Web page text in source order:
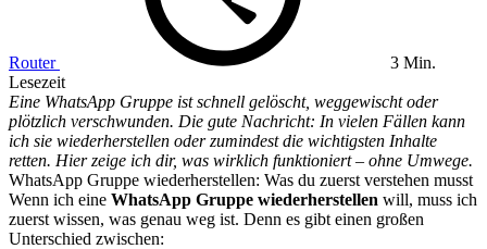
Router
3 Min.
Lesezeit
Eine WhatsApp Gruppe ist schnell gelöscht, weggewischt oder
plötzlich verschwunden. Die gute Nachricht: In vielen Fällen kann
ich sie wiederherstellen oder zumindest die wichtigsten Inhalte
retten. Hier zeige ich dir, was wirklich funktioniert – ohne Umwege.
WhatsApp Gruppe wiederherstellen: Was du zuerst verstehen musst
Wenn ich eine WhatsApp Gruppe wiederherstellen will, muss ich
zuerst wissen, was genau weg ist. Denn es gibt einen großen
Unterschied zwischen: